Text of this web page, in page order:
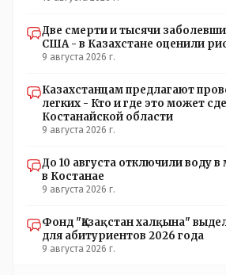
Две смерти и тысячи
США - в Казахстане оценили
9 августа 2026 г.
Казахстанцам предлагают
легких - Кто и где это может
Костанайской области
9 августа 2026 г.
До 10 августа отключили воду
в Костанае
9 августа 2026 г.
Фонд "Қазақстан халқына"
для абитуриентов 2026 года
9 августа 2026 г.